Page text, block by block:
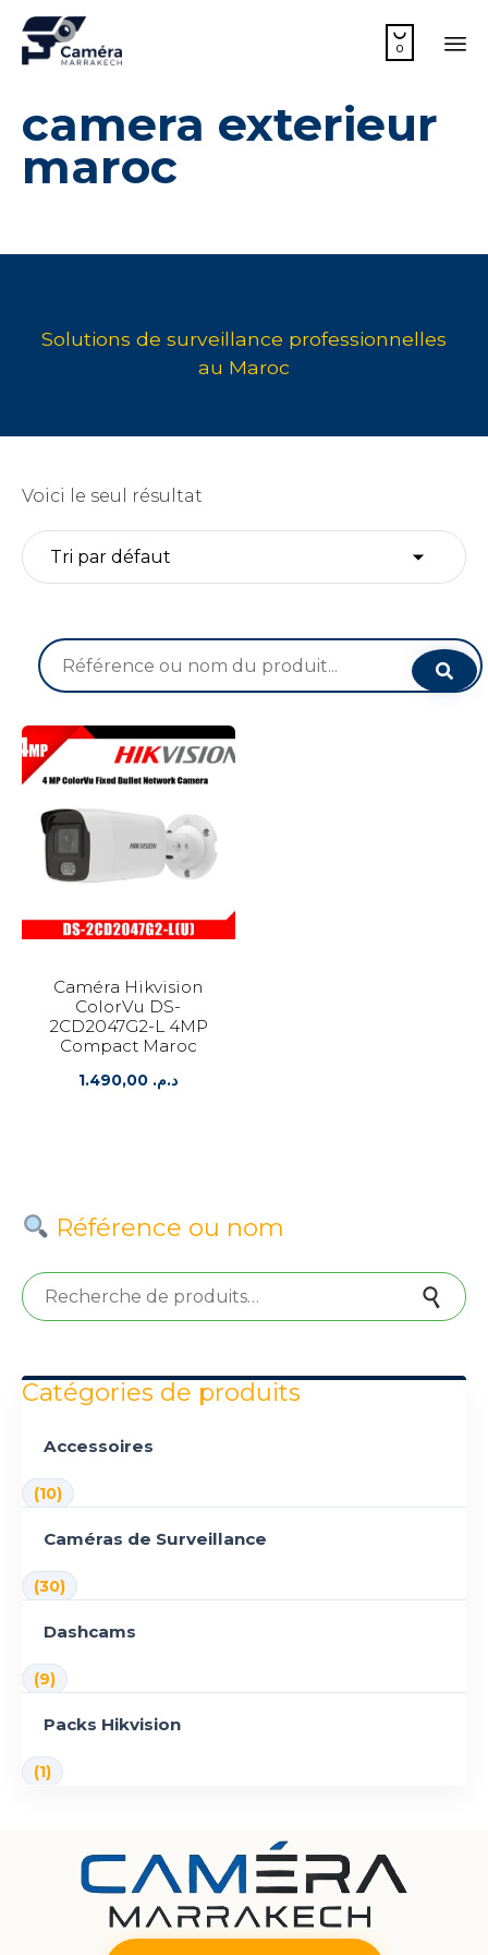

0
camera exterieur
maroc
Voici le seul résultat
Recherche
pour :
Caméra Hikvision
ColorVu DS-
2CD2047G2-L 4MP
Compact Maroc
د.م.
Référence ou nom
Recherche pour :
Catégories de produits
Accessoires
(10)
Caméras de Surveillance
(30)
Dashcams
(9)
Packs Hikvision
(1)